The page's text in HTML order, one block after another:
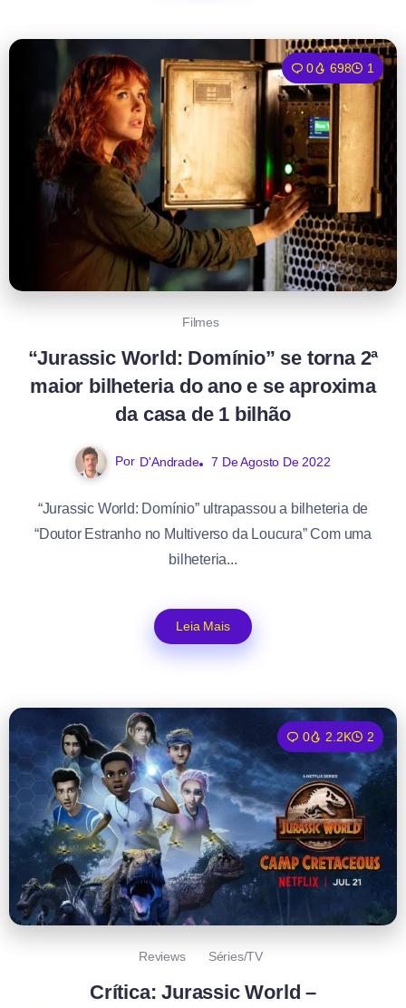
0 698 1
Filmes
“Jurassic World: Domínio” se torna 2ª
maior bilheteria do ano e se aproxima
da casa de 1 bilhão
Por D'Andrade 7 De Agosto De 2022
“Jurassic World: Domínio” ultrapassou a bilheteria de
“Doutor Estranho no Multiverso da Loucura” Com uma
bilheteria...
Leia Mais
0 2.2K 2
Reviews Séries/TV
Crítica: Jurassic World –